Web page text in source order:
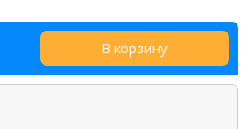
В корзину